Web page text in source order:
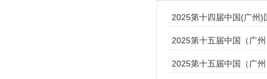
2025第十四届中国(广州)
2025第十五届中国（广
2025第十五届中国（广